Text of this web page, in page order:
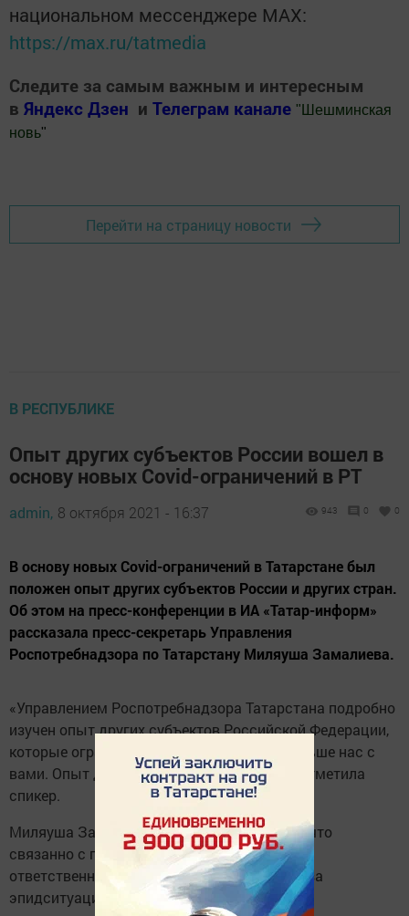
национальном мессенджере MАХ:
https://max.ru/tatmedia
Следите за самым важным и интересным
в Яндекс Дзен и Телеграм канале " Шешминская
новь"
Перейти на страницу новости
В РЕСПУБЛИКЕ
Опыт других субъектов России вошел в
основу новых Covid-ограничений в РТ
admin, 8 октября 2021 - 16:37 943 0 0
В основу новых Covid-ограничений в Татарстане был
положен опыт других субъектов России и других стран.
Об этом на пресс-конференции в ИА «Татар-информ»
рассказала пресс-секретарь Управления
Роспотребнадзора по Татарстану Миляуша Замалиева.
«Управлением Роспотребнадзора Татарстана подробно
изучен опыт других субъектов Российской Федерации,
которые ограничительные меры ввели раньше нас с
вами. Опыт других зарубежных стран», – отметила
спикер.
Миляуша Замалиева подчеркнула, что все что
связанно с пандемией – это коллективная
ответственность, каждый житель в ответе за
эпидситуацию.